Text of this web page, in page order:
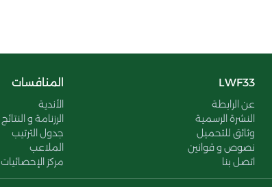
LWF33
عن الرابطة
النشرة الرسمية
وثائق للتحميل
نصوص و قوانين
اتصل بنا
المنافسات
الأندية
الرزنامة و النتائج
جدول الترتيب
الملاعب
مركز الإحصائيات